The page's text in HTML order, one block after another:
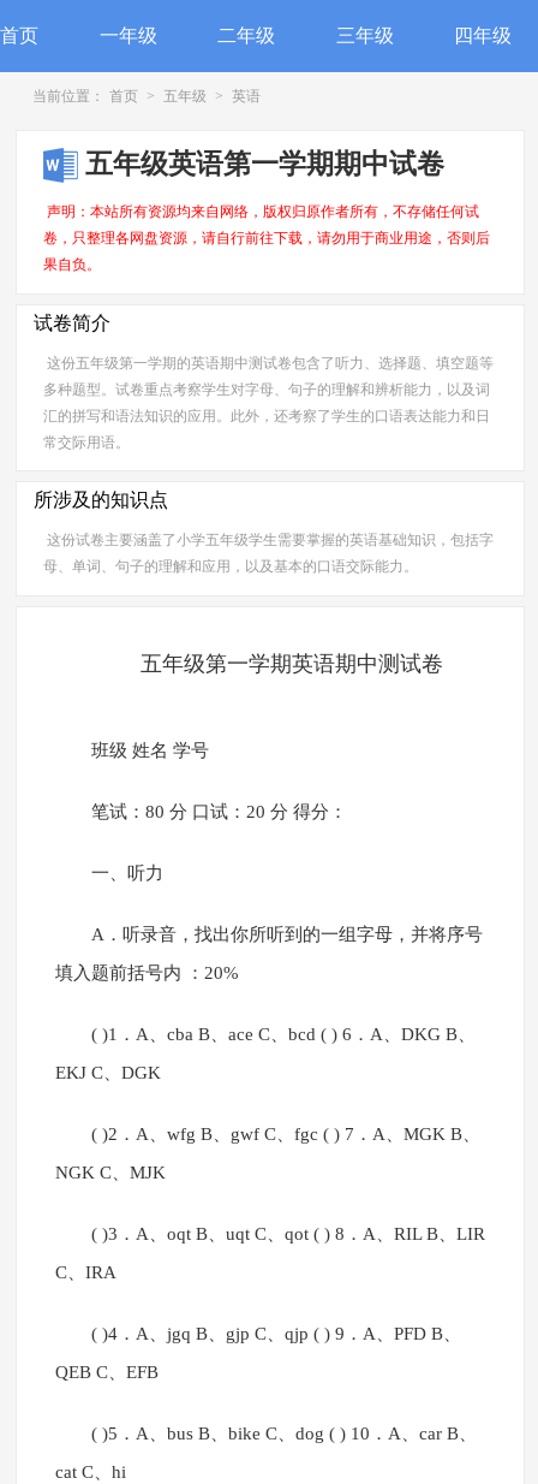
首页 一年级 二年级 三年级 四年级
当前位置： 首页 > 五年级 > 英语
五年级英语第一学期期中试卷
声明：本站所有资源均来自网络，版权归原作者所有，不存储任何试
卷，只整理各网盘资源，请自行前往下载，请勿用于商业用途，否则后
果自负。
试卷简介
这份五年级第一学期的英语期中测试卷包含了听力、选择题、填空题等
多种题型。试卷重点考察学生对字母、句子的理解和辨析能力，以及词
汇的拼写和语法知识的应用。此外，还考察了学生的口语表达能力和日
常交际用语。
所涉及的知识点
这份试卷主要涵盖了小学五年级学生需要掌握的英语基础知识，包括字
母、单词、句子的理解和应用，以及基本的口语交际能力。
五年级第一学期英语期中测试卷
班级 姓名 学号
笔试：80 分 口试：20 分 得分：
一、听力
A．听录音，找出你所听到的一组字母，并将序号
填入题前括号内 ：20%
( )1．A、cba B、ace C、bcd ( ) 6．A、DKG B、
EKJ C、DGK
( )2．A、wfg B、gwf C、fgc ( ) 7．A、MGK B、
NGK C、MJK
( )3．A、oqt B、uqt C、qot ( ) 8．A、RIL B、LIR
C、IRA
( )4．A、jgq B、gjp C、qjp ( ) 9．A、PFD B、
QEB C、EFB
( )5．A、bus B、bike C、dog ( ) 10．A、car B、
cat C、hi